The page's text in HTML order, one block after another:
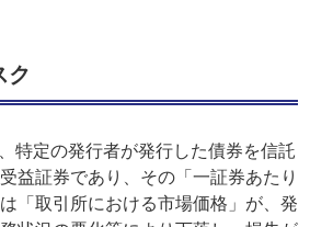
ク
特定の発行者が発行した債券を信託
益証券であり、その「一証券あたり
「取引所における市場価格」が、発